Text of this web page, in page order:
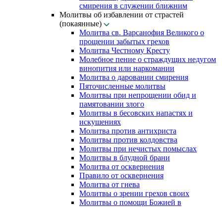
смирения в служении ближним
Молитвы об избавлении от страстей
(покаянные)
Молитва св. Варсанофия Великого о
прощении забытых грехов
Молитва Честному Кресту
Молебное пение о страждущих недугом
винопития или наркомании
Молитва о даровании смирения
Пяточисленные молитвы
Молитвы при непрощении обид и
памятовании злого
Молитвы в бесовских напастях и
искушениях
Молитва против антихриста
Молитвы против колдовства
Молитвы при нечистых помыслах
Молитвы в блудной брани
Молитва от осквернения
Правило от осквернения
Молитва от гнева
Молитвы о зрении грехов своих
Молитвы о помощи Божией в